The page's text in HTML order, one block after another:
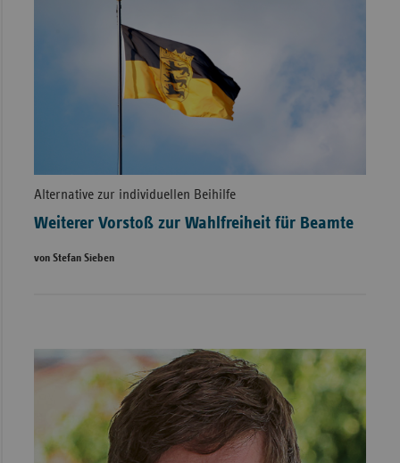
Alternative zur individuellen Beihilfe
Weiterer Vorstoß zur Wahlfreiheit für Beamte
von Stefan Sieben